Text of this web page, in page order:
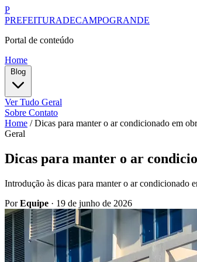
P
PREFEITURADECAMPOGRANDE
Portal de conteúdo
Home
Ver Tudo Geral
Sobre Contato
Home / Dicas para manter o ar condicionado em
Geral
Dicas para manter o ar
Introdução às dicas para manter o ar condicionado
PorEquipe · 19 de junho de 2026